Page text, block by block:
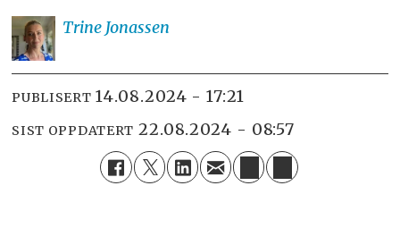
Trine Jonassen
PUBLISERT 14.08.2024 - 17:21
SIST OPPDATERT 22.08.2024 - 08:57